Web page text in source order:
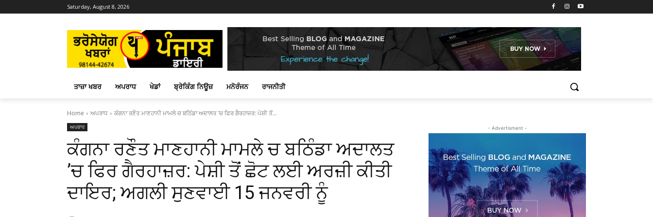
Saturday, August 8, 2026
ਤਾਜ਼ਾ ਖਬਰ ਅਪਰਾਧ ਖੇਡਾਂ ਬ੍ਰੇਕਿੰਗ ਨਿਊਜ਼ ਮਨੋਰੰਜਨ ਰਾਜਨੀਤੀ
Home ਅਪਰਾਧ ਕੰਗਨਾ ਰਣੌਤ ਮਾਣਹਾਨੀ ਮਾਮਲੇ ਚ ਬਠਿੰਡਾ ਅਦਾਲਤ ’ਚ ਫਿਰ ਗੈਰਹਾਜ਼ਰ: ਪੇਸ਼ੀ ਤੋਂ...
ਅਪਰਾਧ
ਕੰਗਨਾ ਰਣੌਤ ਮਾਣਹਾਨੀ ਮਾਮਲੇ ਚ ਬਠਿੰਡਾ ਅਦਾਲਤ
’ਚ ਫਿਰ ਗੈਰਹਾਜ਼ਰ: ਪੇਸ਼ੀ ਤੋਂ ਛੋਟ ਲਈ ਅਰਜ਼ੀ ਕੀਤੀ
ਦਾਇਰ; ਅਗਲੀ ਸੁਣਵਾਈ 15 ਜਨਵਰੀ ਨੂੰ
- Advertisment -